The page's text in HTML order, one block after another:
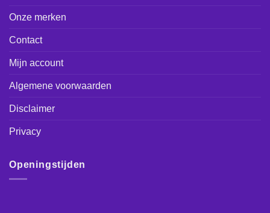
Onze merken
Contact
Mijn account
Algemene voorwaarden
Disclaimer
Privacy
Openingstijden